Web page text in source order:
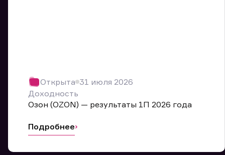
Открыта 31 июля 2026
Доходность
Озон (OZON) — результаты 1П 2026 года
Подробнее
Мы